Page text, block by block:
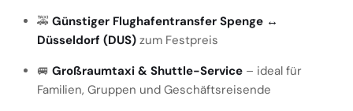
🚕 Günstiger Flughafentransfer Spenge ↔
Düsseldorf (DUS) zum Festpreis
🚐 Großraumtaxi & Shuttle-Service – ideal für
Familien, Gruppen und Geschäftsreisende